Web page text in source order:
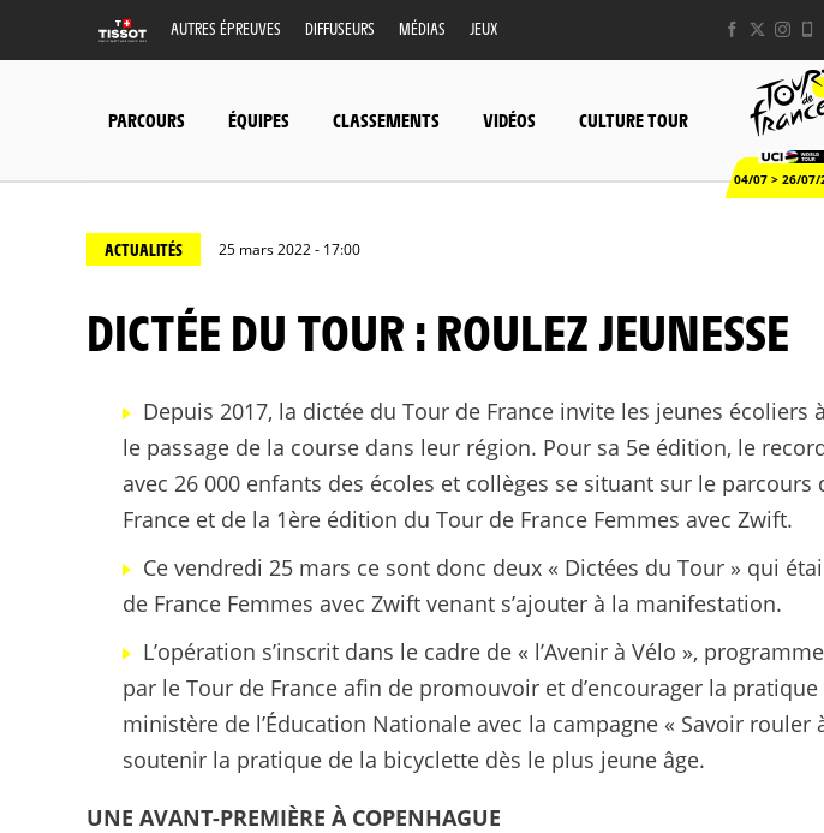
AUTRES ÉPREUVES DIFFUSEURS MÉDIAS JEUX
PARCOURS ÉQUIPES CLASSEMENTS VIDÉOS CULTURE TOUR
04/07 > 26/07/
ACTUALITÉS 25 mars 2022 - 17:00
DICTÉE DU TOUR : ROULEZ JEUNESSE
Depuis 2017, la dictée du Tour de France invite les jeunes
le passage de la course dans leur région. Pour sa 5e édition, le
avec 26 000 enfants des écoles et collèges se situant sur le
France et de la 1ère édition du Tour de France Femmes avec Zwift.
Ce vendredi 25 mars ce sont donc deux « Dictées du Tour » qui
de France Femmes avec Zwift venant s’ajouter à la manifestation.
L’opération s’inscrit dans le cadre de « l’Avenir à Vélo »,
par le Tour de France afin de promouvoir et d’encourager la
ministère de l’Éducation Nationale avec la campagne « Savoir
soutenir la pratique de la bicyclette dès le plus jeune âge.
UNE AVANT-PREMIÈRE À COPENHAGUE